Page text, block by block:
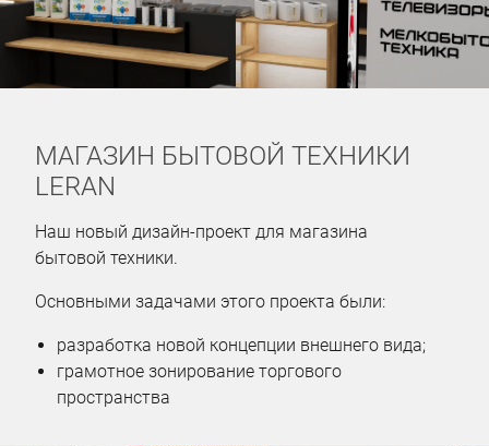
МАГАЗИН БЫТОВОЙ ТЕХНИКИ
LERAN
Наш новый дизайн-проект для магазина
бытовой техники.
Основными задачами этого проекта были:
разработка новой концепции внешнего вида;
грамотное зонирование торгового
пространства